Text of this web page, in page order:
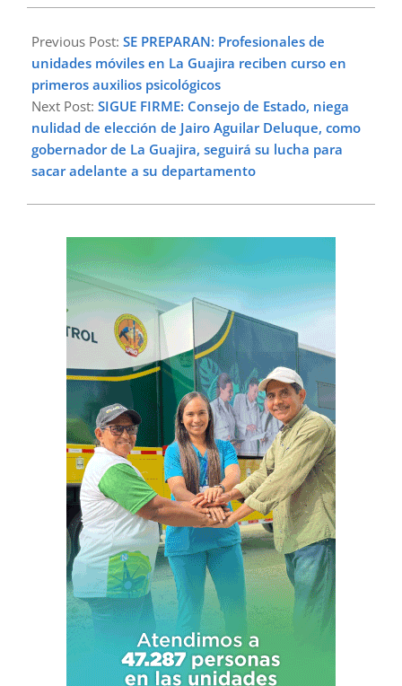
07-
04
Previous Post: SE PREPARAN: Profesionales de
unidades móviles en La Guajira reciben curso en
primeros auxilios psicológicos
Next Post: SIGUE FIRME: Consejo de Estado, niega
nulidad de elección de Jairo Aguilar Deluque, como
gobernador de La Guajira, seguirá su lucha para
sacar adelante a su departamento